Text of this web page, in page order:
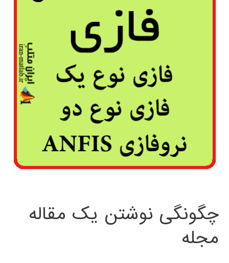
چگونگی نوشتن یک مقاله
مجله